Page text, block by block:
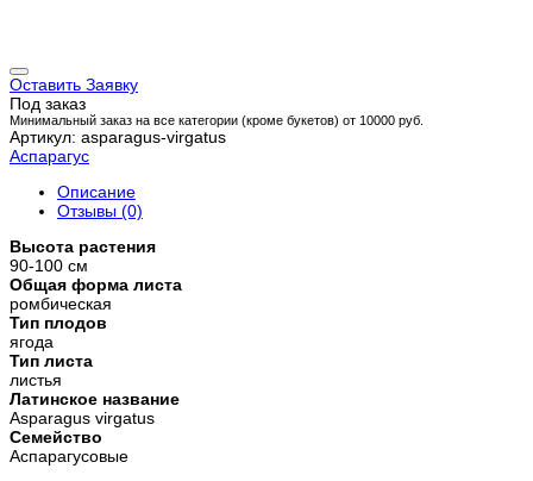
Оставить Заявку
Под заказ
Минимальный заказ на все категории (кроме букетов) от 10000 руб.
Артикул: asparagus-virgatus
Аспарагус
Описание
Отзывы (0)
Высота растения
90-100 см
Общая форма листа
ромбическая
Тип плодов
ягода
Тип листа
листья
Латинское название
Asparagus virgatus
Семейство
Аспарагусовые